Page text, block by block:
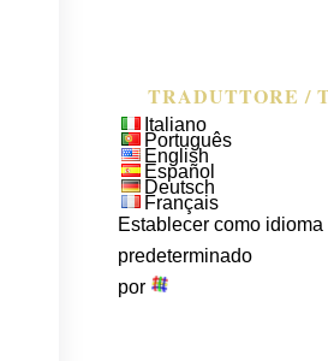
TRADUTTORE /
Italiano
Português
English
Español
Deutsch
Français
Establecer como idioma
predeterminado
por